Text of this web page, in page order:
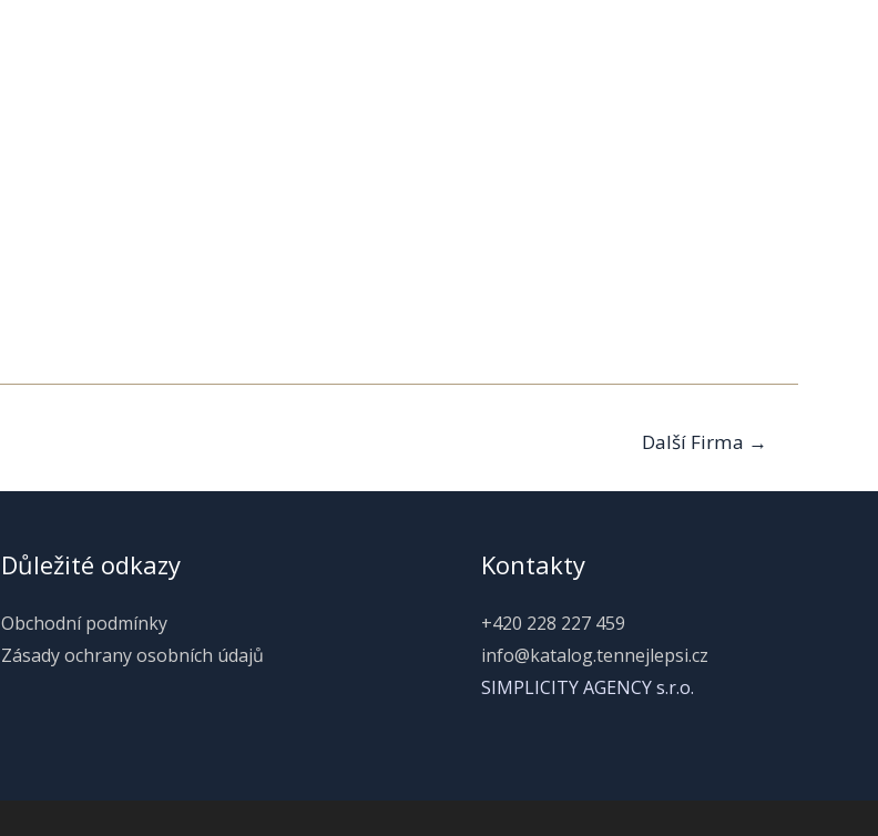
Další Firma →
Důležité odkazy
Obchodní podmínky
Zásady ochrany osobních údajů
Kontakty
+420 228 227 459
info@katalog.tennejlepsi.cz
SIMPLICITY AGENCY s.r.o.